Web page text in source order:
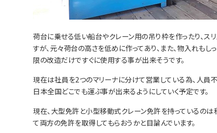
荷台に乗せる低い船台やクレーン用の吊り枠を作ったり、ス
すが、元々荷台の高さを低めに作ってあり、また、物入れも
限の改造だけですぐに使用する事が出来そうです。
現在は社員を2つのマリーナに分けて営業している為、人員
日本全国どこでも運ぶ事が出来るようにしていく予定です。
現在、大型免許と小型移動式クレーン免許を持っているの
て両方の免許を取得してもらおうかと目論んでいます。